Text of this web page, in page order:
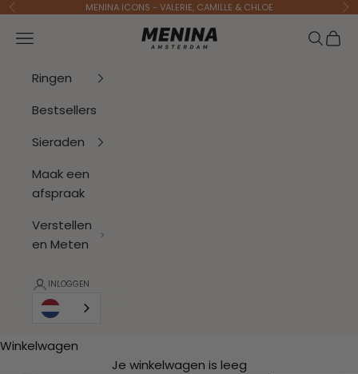
Naar inhoud
Vorige MENINA ICONS - VALERIE, CAMILLE & CHLOE
Menina Amsterdam
Navigatiemenu openen Zoeken
Ringen
Bestsellers
Sieraden
Maak een
afspraak
Verstellen
en Meten
INLOGGEN
Winkelwagen
Je winkelwagen is leeg